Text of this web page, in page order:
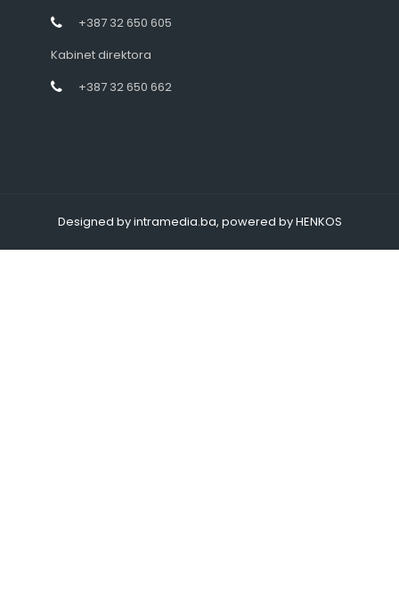
+387 32 650 605
Kabinet direktora
+387 32 650 662
Designed by intramedia.ba, powered by HENKOS